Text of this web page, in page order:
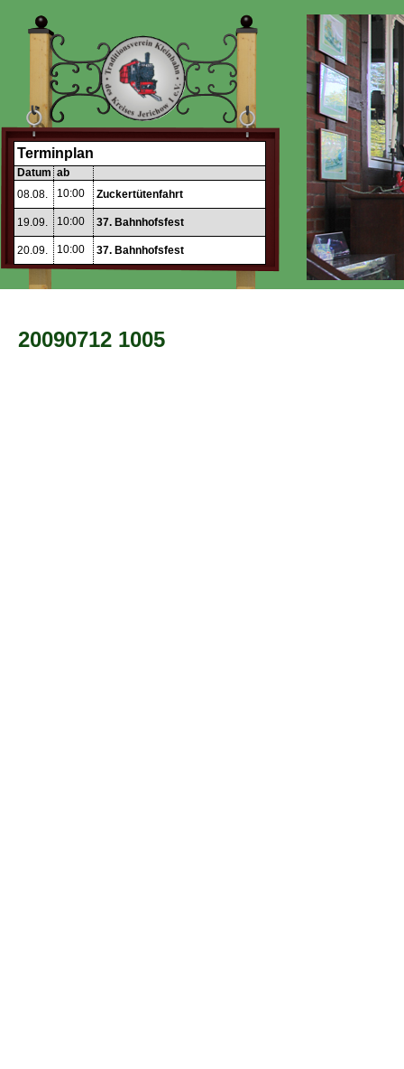
Terminplan
Datum ab
08.08.
10:00 Zuckertütenfahrt
19.09. 10:00 37. Bahnhofsfest
20.09. 10:00 37. Bahnhofsfest
20090712 1005